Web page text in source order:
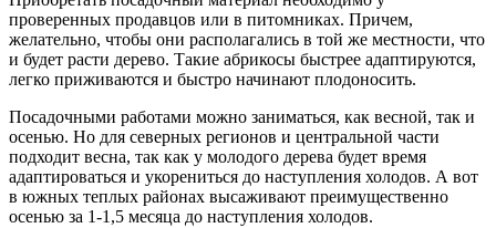
проверенных продавцов или в питомниках. Причем,
желательно, чтобы они располагались в той же местности, что
и будет расти дерево. Такие абрикосы быстрее адаптируются,
легко приживаются и быстро начинают плодоносить.
Посадочными работами можно заниматься, как весной, так и
осенью. Но для северных регионов и центральной части
подходит весна, так как у молодого дерева будет время
адаптироваться и укорениться до наступления холодов. А вот
в южных теплых районах высаживают преимущественно
осенью за 1-1,5 месяца до наступления холодов.